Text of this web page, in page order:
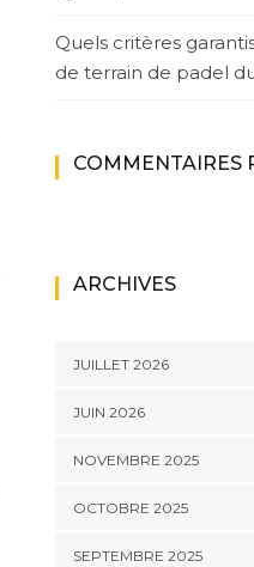
Quels critères
de terrain de padel
COMMENTAIRES
ARCHIVES
JUILLET 2026
JUIN 2026
NOVEMBRE 2025
OCTOBRE 2025
SEPTEMBRE 2025